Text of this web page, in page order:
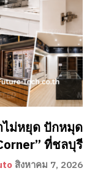
ม่หยุด ปักหมุด
ที่ชลบุรี
สิงหาคม 7, 2026